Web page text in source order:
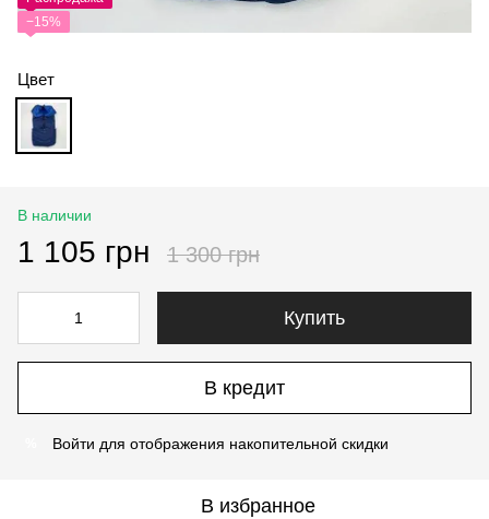
−15%
Цвет
В наличии
1 105 грн 1 300 грн
Купить
В кредит
Войти для отображения накопительной скидки
В избранное